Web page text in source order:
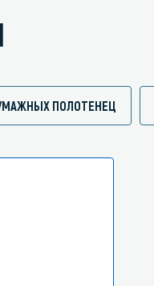
ПОЛОТЕНЕЦ